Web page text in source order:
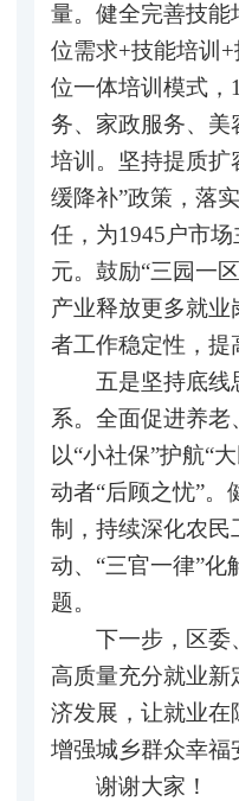
量。健全完善技能
位需求+技能培训
位一体培训模式，
务、家政服务、美
培训。坚持提质扩
缓降补”政策，落
任，为1945户市
元。鼓励“三园一
产业释放更多就
者工作稳定性，提
五是坚持底线
系。全面促进养老
以“小社保”护航“
动者“后顾之忧”。
制，持续深化农民
动、“三官一律”化
题。
下一步，区委
高质量充分就业新
济发展，让就业在
增强城乡群众幸福
谢谢大家！